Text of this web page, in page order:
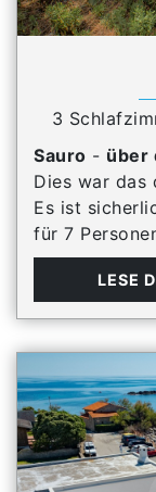
3
Sauro - über
Dies war das
Es ist
für 7
LESE